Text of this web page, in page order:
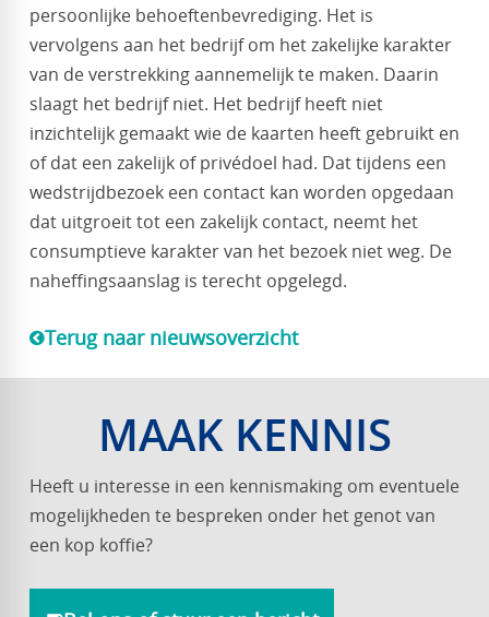
persoonlijke behoeftenbevrediging. Het is
vervolgens aan het bedrijf om het zakelijke karakter
van de verstrekking aannemelijk te maken. Daarin
slaagt het bedrijf niet. Het bedrijf heeft niet
inzichtelijk gemaakt wie de kaarten heeft gebruikt en
of dat een zakelijk of privédoel had. Dat tijdens een
wedstrijdbezoek een contact kan worden opgedaan
dat uitgroeit tot een zakelijk contact, neemt het
consumptieve karakter van het bezoek niet weg. De
naheffingsaanslag is terecht opgelegd.
Terug naar nieuwsoverzicht
MAAK KENNIS
Heeft u interesse in een kennismaking om eventuele
mogelijkheden te bespreken onder het genot van
een kop koffie?